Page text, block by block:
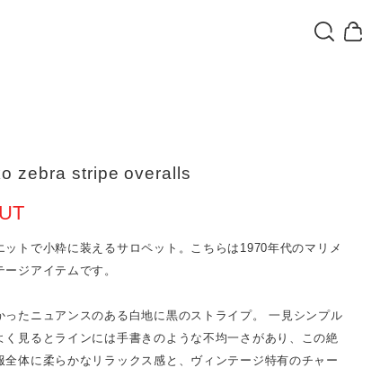
zebra stripe overalls
ットで小粋に装えるサロペット。こちらは1970年代のマリメ
ジアイテムです。
ったニュアンスのある白地に黒のストライプ。 一見シンプル
く見るとラインには手書きのような不均一さがあり、この絶
全体に柔らかなリラックス感と、ヴィンテージ特有のチャー